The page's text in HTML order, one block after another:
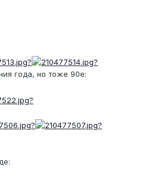
года, но тоже 90е: